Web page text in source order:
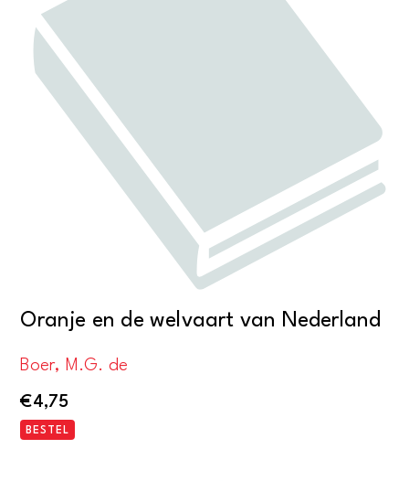
Oranje en de welvaart van Nederland
Boer, M.G. de
€4,75
BESTEL